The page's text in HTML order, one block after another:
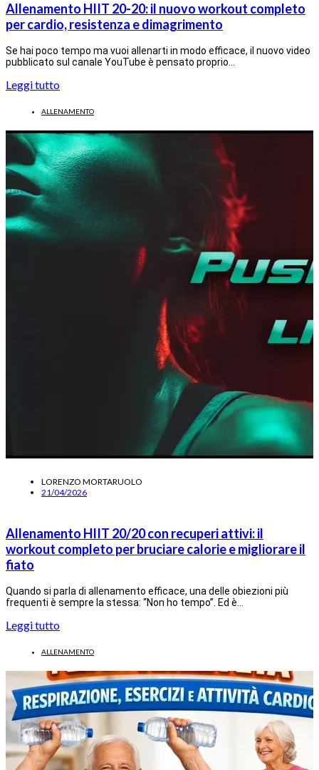
Allenamento HIIT 20-20: il nuovo workout completo
per cardio, resistenza e dimagrimento
Se hai poco tempo ma vuoi allenarti in modo efficace, il nuovo video
pubblicato sul canale YouTube è pensato proprio…
Leggi tutto
ALLENAMENTO
LORENZO MORTARUOLO
21/04/2026
Allenamento HIIT 20/20 con recuperi attivi: il
workout completo per bruciare calorie e migliorare il
fiato
Quando si parla di allenamento efficace, una delle obiezioni più
frequenti è sempre la stessa: “Non ho tempo”. Ed è…
Leggi tutto
ALLENAMENTO